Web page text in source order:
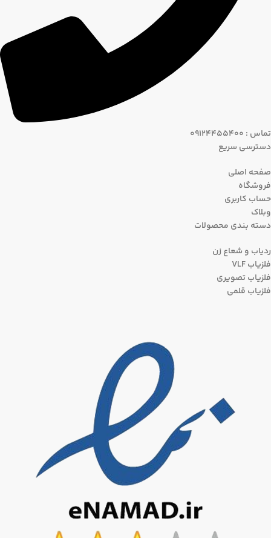
تماس : 09124455400
دسترسی سریع
صفحه اصلی
فروشگاه
حساب کاربری
وبلاک
دسته بندی محصولات
ردیاب و شعاع زن
فلزیاب VLF
فلزیاب تصویری
فلزیاب قلمی